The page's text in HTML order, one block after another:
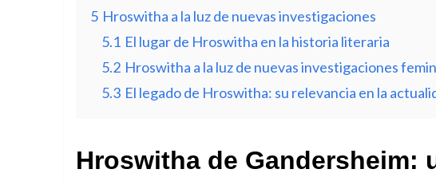
5 Hroswitha a la luz de nuevas investigaciones
5.1 El lugar de Hroswitha en la historia literaria
5.2 Hroswitha a la luz de nuevas investigaciones
5.3 El legado de Hroswitha: su relevancia en la
Hroswitha de Gandersheim: